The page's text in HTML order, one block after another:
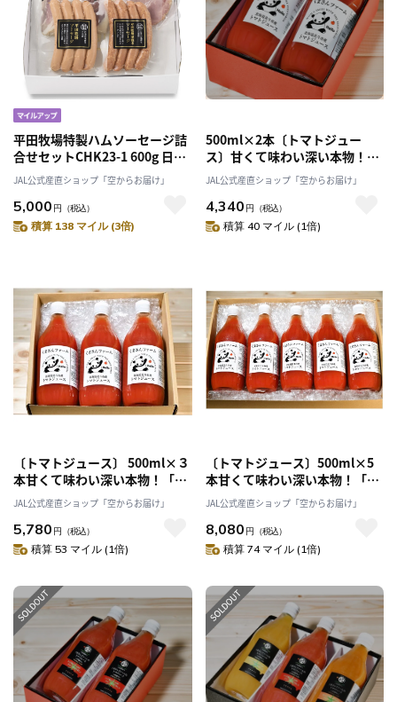
平田牧場特製ハムソーセージ詰
合せセットCHK23-1 600g 日本
の米育ち三元豚「株式会社平田
牧場」マイル 送料無料 産直
産地直送 2025 肉 ハム ソーセー
ジ ギフト
JAL公式産直ショップ「空からお届け」
5,000 円 （税込）
積算 138 マイル (3倍)
500ml×2本〔トマトジュー
ス〕甘くて味わい深い本物！
「くまさんファーム」
JAL公式産直ショップ「空からお届け」
4,340 円 （税込）
積算 40 マイル (1倍)
〔トマトジュース〕 500ml×３
本甘くて味わい深い本物！「く
まさんファーム」
JAL公式産直ショップ「空からお届け」
5,780 円 （税込）
積算 53 マイル (1倍)
〔トマトジュース〕500ml×5
本甘くて味わい深い本物！「く
まさんファーム」
JAL公式産直ショップ「空からお届け」
8,080 円 （税込）
積算 74 マイル (1倍)